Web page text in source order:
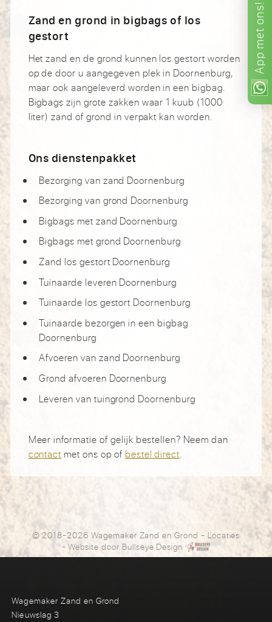
App
met
ons!
Zand en grond in bigbags of los
gestort
Het zand en de grond kunnen los gestort worden
op de door u aangegeven plek in Doornenburg,
maar ook aangeleverd worden in een bigbag.
Bigbags zijn grote zakken waar 1 kuub (1000
liter) zand of grond in verpakt kan worden.
Ons dienstenpakket
Bezorging van zand Doornenburg
Bezorging van grond Doornenburg
Bigbags met zand Doornenburg
Bigbags met grond Doornenburg
Zand los gestort Doornenburg
Tuinaarde leveren Doornenburg
Tuinaarde los gestort Doornenburg
Tuinaarde bezorgen in een bigbag
Doornenburg
Afvoeren van zand Doornenburg
Grond afvoeren Doornenburg
Leveren van tuingrond Doornenburg
Meer informatie of gelijk bestellen? Neem dan
contact met ons op of bestel direct.
© 2018-2026 Wagemaker Zand en Grond - Locaties
- Website door Bullseye Design
Wagemaker Zand en Grond
Nieuwslag 3